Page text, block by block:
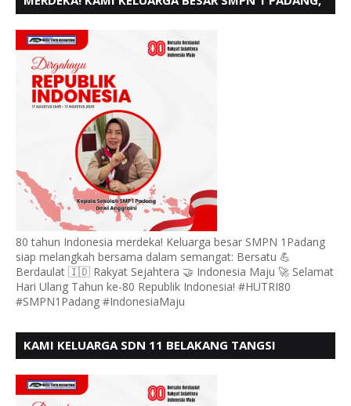
80 tahun Indonesia merdeka! Keluarga besar SMPN 1Padang
siap melangkah bersama dalam semangat: Bersatu 💪
Berdaulat 🇮🇩 Rakyat Sejahtera 🤝 Indonesia Maju 🚀 Selamat
Hari Ulang Tahun ke-80 Republik Indonesia! #HUTRI80
#SMPN1Padang #IndonesiaMaju
KAMI KELUARGA SDN 11 BELAKANG TANGSI